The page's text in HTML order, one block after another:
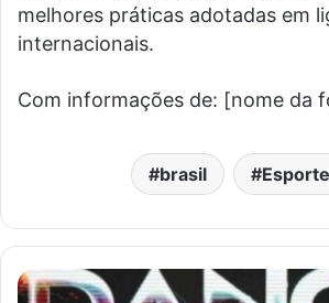
melhores práticas adotadas em
internacionais.
Com informações de: [nome da
brasil